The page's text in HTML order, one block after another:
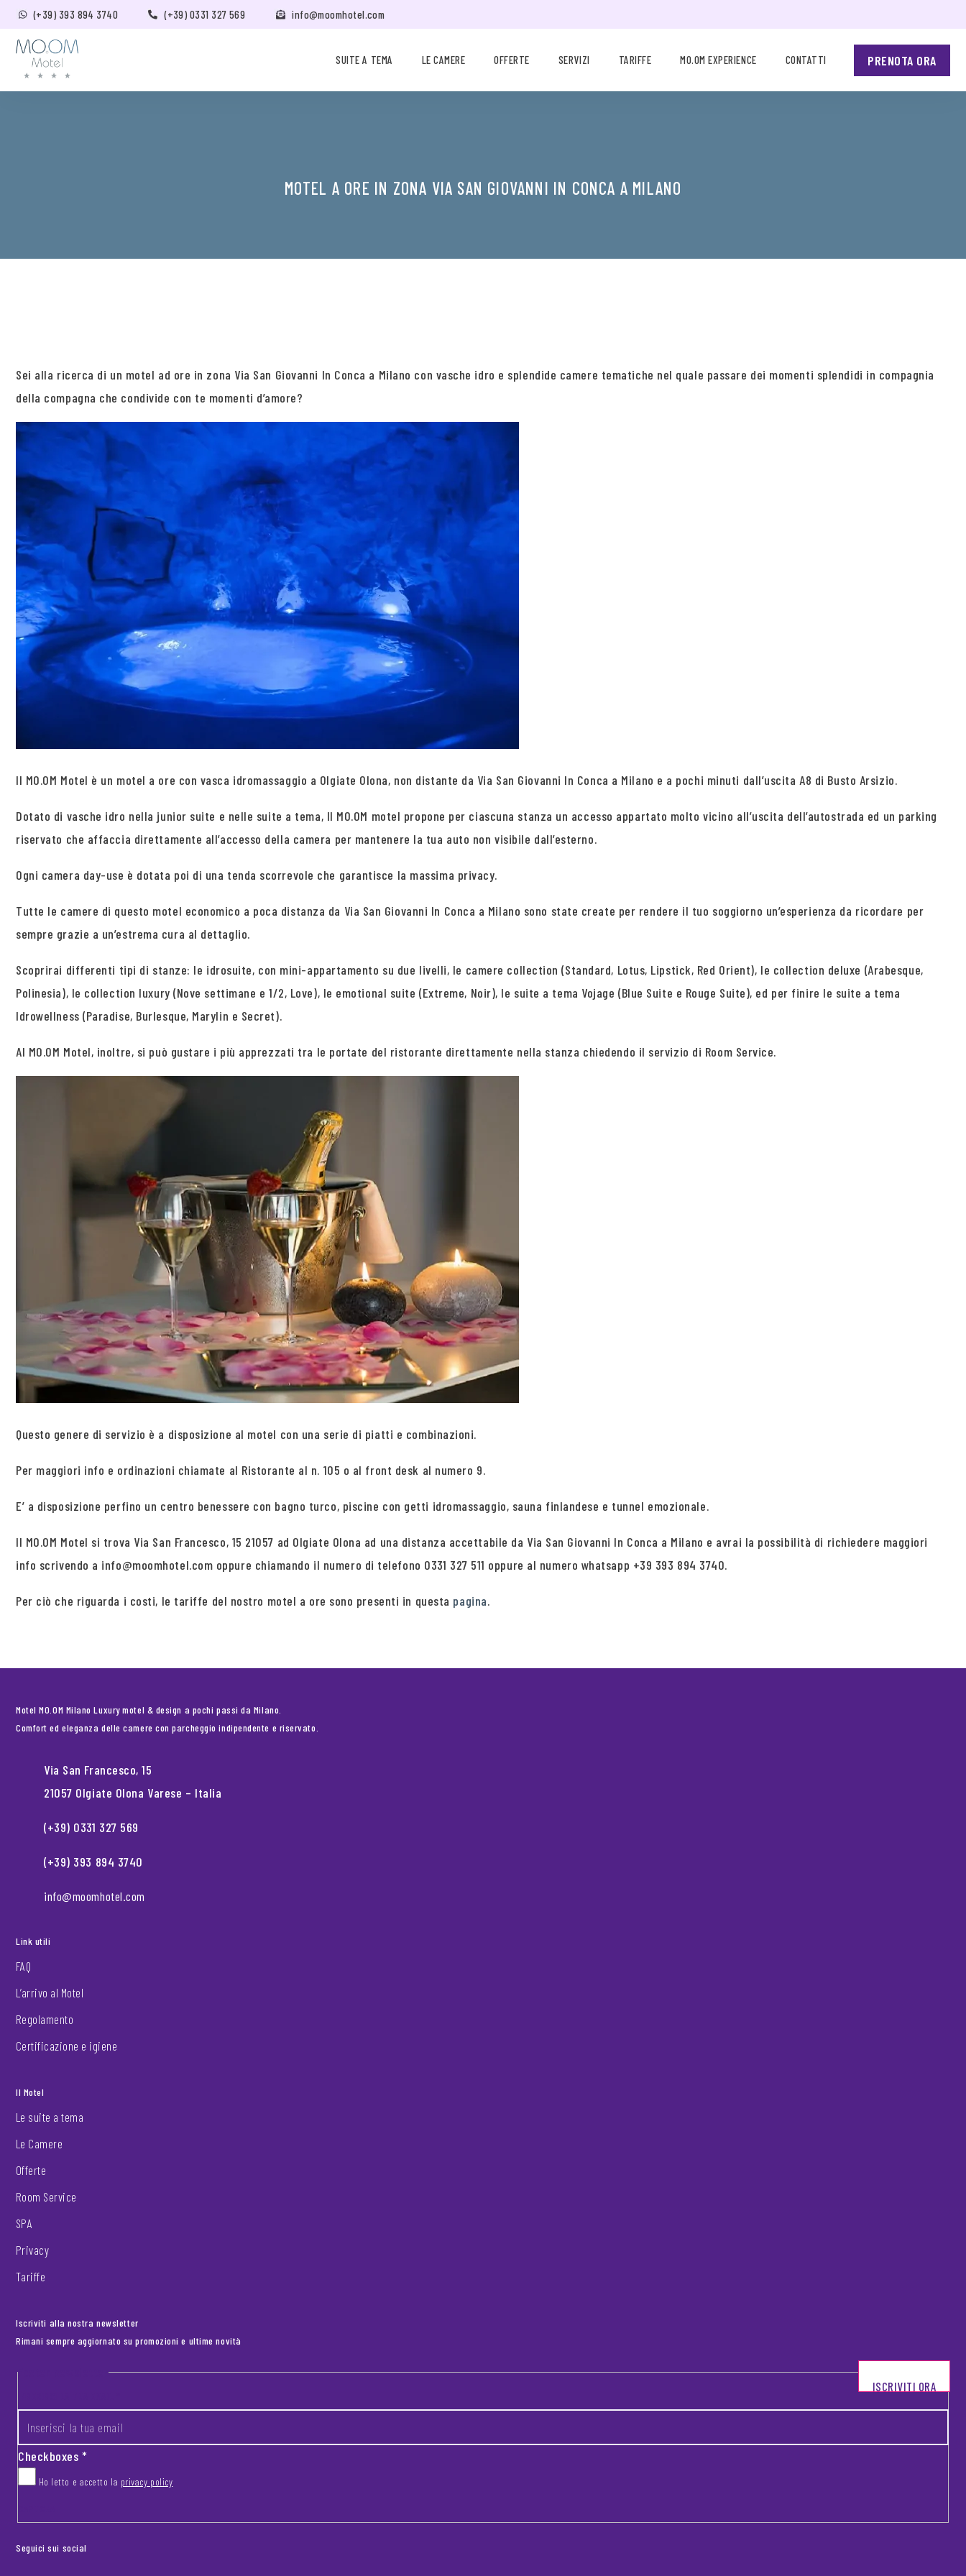
(+39) 393 894 3740 (+39) 0331 327 569 info@moomhotel.com
SUITE A TEMA LE CAMERE OFFERTE SERVIZI TARIFFE MO.OM EXPERIENCE CONTATTI PRENOTA ORA
MOTEL A ORE IN ZONA VIA SAN GIOVANNI IN CONCA A MILANO
Sei alla ricerca di un motel ad ore in zona Via San Giovanni In Conca a Milano con vasche idro e splendide camere tematiche nel quale passare dei momenti splendidi in compagnia
della compagna che condivide con te momenti d’amore?
Il MO.OM Motel è un motel a ore con vasca idromassaggio a Olgiate Olona, non distante da Via San Giovanni In Conca a Milano e a pochi minuti dall’uscita A8 di Busto Arsizio.
Dotato di vasche idro nella junior suite e nelle suite a tema, Il MO.OM motel propone per ciascuna stanza un accesso appartato molto vicino all’uscita dell’autostrada ed un parking
riservato che affaccia direttamente all’accesso della camera per mantenere la tua auto non visibile dall’esterno.
Ogni camera day-use è dotata poi di una tenda scorrevole che garantisce la massima privacy.
Tutte le camere di questo motel economico a poca distanza da Via San Giovanni In Conca a Milano sono state create per rendere il tuo soggiorno un’esperienza da ricordare per
sempre grazie a un’estrema cura al dettaglio.
Scoprirai differenti tipi di stanze: le idrosuite, con mini-appartamento su due livelli, le camere collection (Standard, Lotus, Lipstick, Red Orient), le collection deluxe (Arabesque,
Polinesia), le collection luxury (Nove settimane e 1/2, Love), le emotional suite (Extreme, Noir), le suite a tema Vojage (Blue Suite e Rouge Suite), ed per finire le suite a tema
Idrowellness (Paradise, Burlesque, Marylin e Secret).
Al MO.OM Motel, inoltre, si può gustare i più apprezzati tra le portate del ristorante direttamente nella stanza chiedendo il servizio di Room Service.
Questo genere di servizio è a disposizione al motel con una serie di piatti e combinazioni.
Per maggiori info e ordinazioni chiamate al Ristorante al n. 105 o al front desk al numero 9.
E’ a disposizione perfino un centro benessere con bagno turco, piscine con getti idromassaggio, sauna finlandese e tunnel emozionale.
Il MO.OM Motel si trova Via San Francesco, 15 21057 ad Olgiate Olona ad una distanza accettabile da Via San Giovanni In Conca a Milano e avrai la possibilità di richiedere maggiori
info scrivendo a info@moomhotel.com oppure chiamando il numero di telefono 0331 327 511 oppure al numero whatsapp +39 393 894 3740.
Per ciò che riguarda i costi, le tariffe del nostro motel a ore sono presenti in questa pagina.
Motel MO.OM Milano Luxury motel & design a pochi passi da Milano.
Comfort ed eleganza delle camere con parcheggio indipendente e riservato.
Via San Francesco, 15
21057 Olgiate Olona Varese – Italia
(+39) 0331 327 569
(+39) 393 894 3740
info@moomhotel.com
Link utili
FAQ
L’arrivo al Motel
Regolamento
Certificazione e igiene
Il Motel
Le suite a tema
Le Camere
Offerte
Room Service
SPA
Privacy
Tariffe
Iscriviti alla nostra newsletter
Rimani sempre aggiornato su promozioni e ultime novità
Footer newsletter
Checkboxes*
Ho letto e accetto la privacy policy
ISCRIVITI ORA
Seguici sui social